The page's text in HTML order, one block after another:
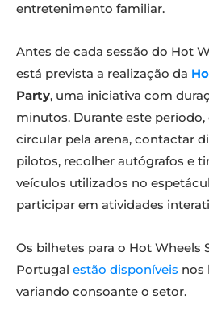
entretenimento familiar.
Antes de cada sessão do Hot
está prevista a realização da
Party, uma iniciativa com
minutos. Durante este
circular pela arena, contactar
pilotos, recolher autógrafos e
veículos utilizados no
participar em atividades
Os bilhetes para o Hot Wheels
Portugal estão disponíveis nos
variando consoante o setor.